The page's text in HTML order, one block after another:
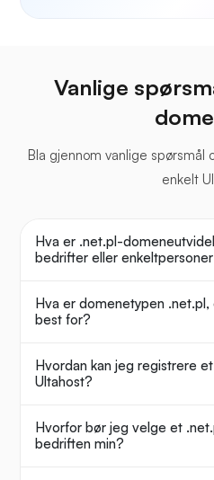
Vanlige
Bla gjennom vanlige spørsmål
enkelt
Hva er .net.pl-
bedrifter eller
Hva er domenetypen
best for?
Hvordan kan jeg registrere
Ultahost?
Hvorfor bør jeg velge et
bedriften min?